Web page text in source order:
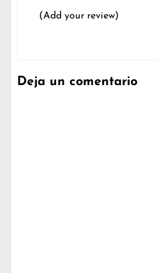
(Add your review)
Deja un comentario